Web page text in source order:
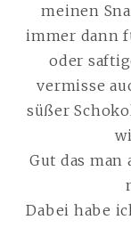
meinen
immer dann
oder
vermisse
süßer
Gut das
Dabei habe